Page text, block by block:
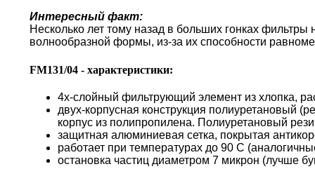
Интересный факт:
Несколько лет тому назад в больших гонках
волнообразной формы, из-за их способности
FM131/04 - характеристики:
4х-слойный фильтрующий элемент из хлопка,
двух-корпусная конструкция полиуретановый
корпус из полипропилена. Полиуретановый
защитная алюминиевая сетка, покрытая
работает при температурах до 90 С
остановка частиц диаметром 7 микрон (лучше